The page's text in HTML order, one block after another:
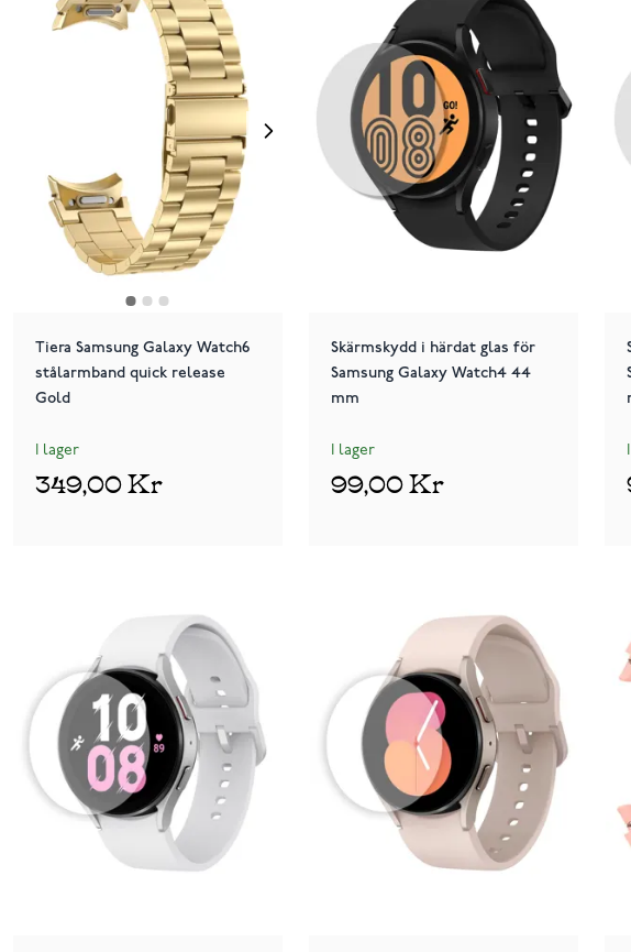
Tiera Samsung Galaxy Watch6
stålarmband quick release
Gold
I lager
349,00 Kr
Skärmskydd i härdat glas för
Samsung Galaxy Watch4 44
mm
I lager
99,00 Kr